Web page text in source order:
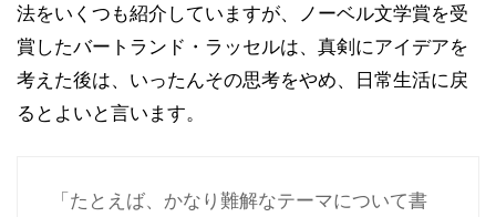
法をいくつも紹介していますが、ノーベル文学賞を受
賞したバートランド・ラッセルは、真剣にアイデアを
考えた後は、いったんその思考をやめ、日常生活に戻
るとよいと言います。
「たとえば、かなり難解なテーマについて書